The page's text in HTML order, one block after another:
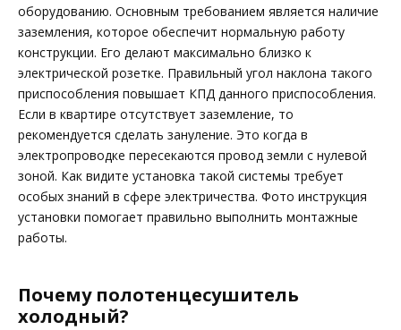
оборудованию. Основным требованием является наличие
заземления, которое обеспечит нормальную работу
конструкции. Его делают максимально близко к
электрической розетке. Правильный угол наклона такого
приспособления повышает КПД данного приспособления.
Если в квартире отсутствует заземление, то
рекомендуется сделать зануление. Это когда в
электропроводке пересекаются провод земли с нулевой
зоной. Как видите установка такой системы требует
особых знаний в сфере электричества. Фото инструкция
установки помогает правильно выполнить монтажные
работы.
Почему полотенцесушитель
холодный?